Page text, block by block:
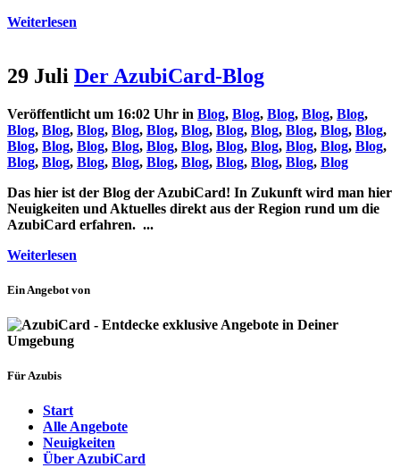
Weiterlesen
29 Juli Der AzubiCard-Blog
Veröffentlicht um 16:02 Uhr in Blog, Blog, Blog, Blog, Blog,
Blog, Blog, Blog, Blog, Blog, Blog, Blog, Blog, Blog, Blog, Blog,
Blog, Blog, Blog, Blog, Blog, Blog, Blog, Blog, Blog, Blog, Blog,
Blog, Blog, Blog, Blog, Blog, Blog, Blog, Blog, Blog, Blog
Das hier ist der Blog der AzubiCard! In Zukunft wird man hier
Neuigkeiten und Aktuelles direkt aus der Region rund um die
AzubiCard erfahren. ...
Weiterlesen
Ein Angebot von
Für Azubis
Start
Alle Angebote
Neuigkeiten
Über AzubiCard